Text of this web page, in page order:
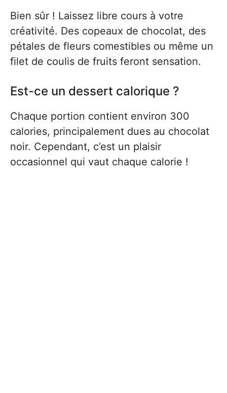
Bien sûr ! Laissez libre cours à votre
créativité. Des copeaux de chocolat, des
pétales de fleurs comestibles ou même un
filet de coulis de fruits feront sensation.
Est-ce un dessert calorique ?
Chaque portion contient environ 300
calories, principalement dues au chocolat
noir. Cependant, c’est un plaisir
occasionnel qui vaut chaque calorie !